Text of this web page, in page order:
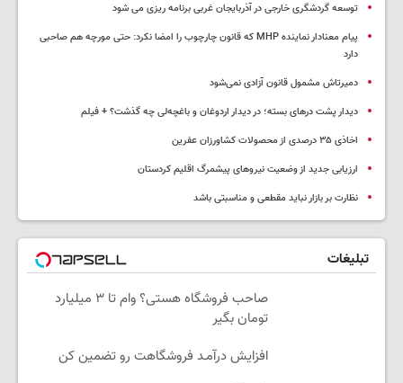
توسعه گردشگری خارجی در آذربایجان غربی برنامه ریزی می شود
پیام معنادار نماینده MHP که قانون چارچوب را امضا نکرد: حتی مورچه هم صاحبی
دارد
دمیرتاش مشمول قانون آزادی نمی‌شود
دیدار پشت درهای بسته؛ در دیدار اردوغان و باغچه‌لی چه گذشت؟ + فیلم
اخاذی ۳۵ درصدی از محصولات کشاورزان عفرین
ارزیابی جدید از وضعیت نیروهای پیشمرگ اقلیم کردستان
نظارت بر بازار نباید مقطعی و مناسبتی باشد
تبلیغات
صاحب فروشگاه هستی؟ وام تا ۳ میلیارد
تومان بگیر
افزایش درآمـد فروشگاهت رو تضمین کن